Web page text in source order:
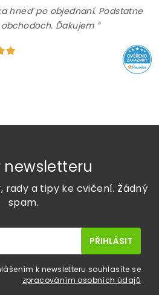
hneď po objednaní. Podstatne
Ďakujem ”
newsletteru
rady a tipy ke cvičení. Žádný
spam.
k newsletteru souhlasíte se
zpracováním osobních údajů